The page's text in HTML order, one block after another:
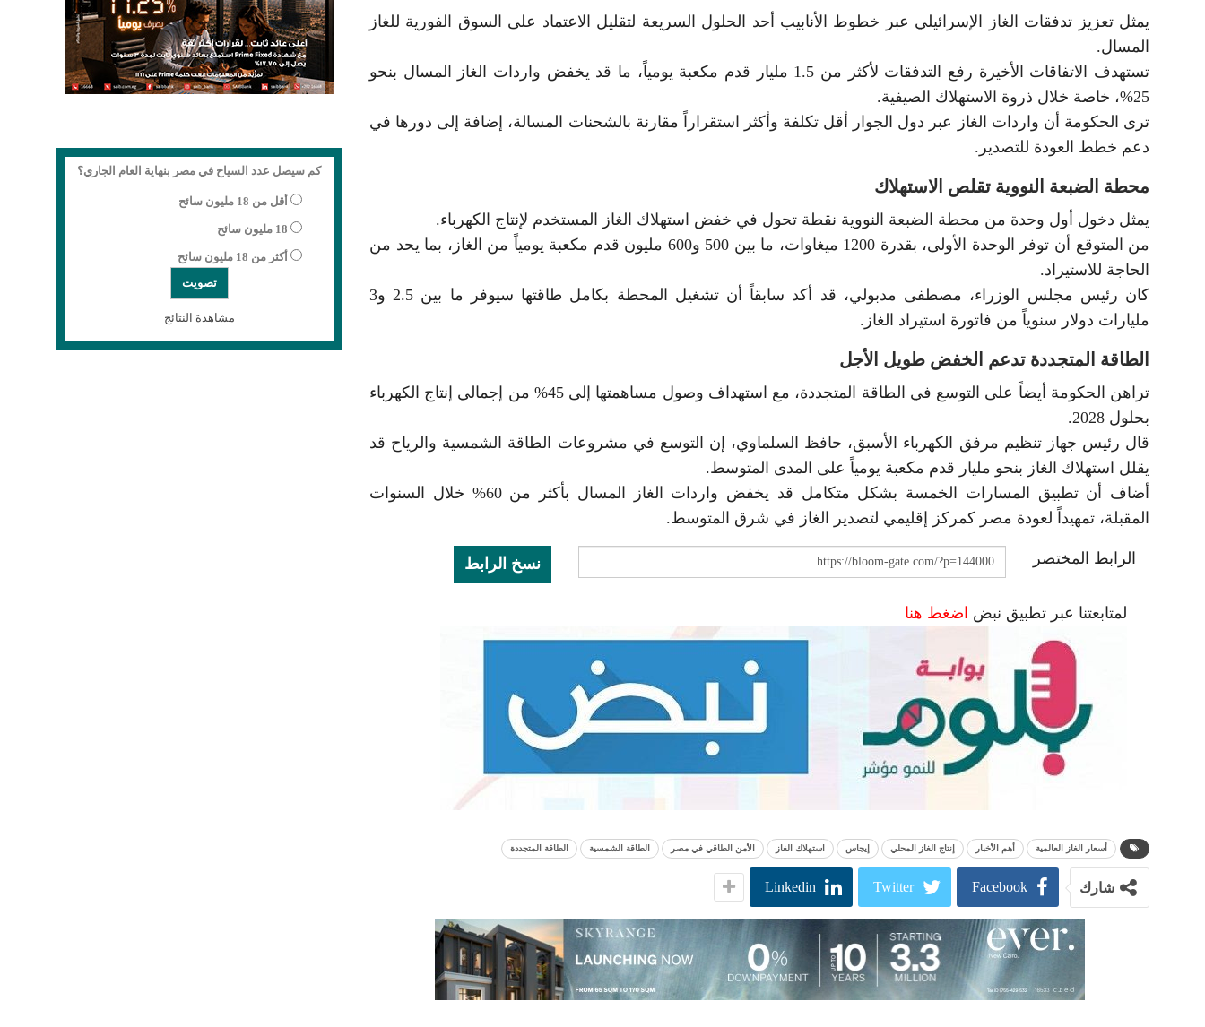
يمثل تعزيز تدفقات الغاز الإسرائيلي عبر خطوط الأنابيب أحد الحلول السريعة لتقليل الاعتماد على السوق الفورية للغاز
المسال.
تستهدف الاتفاقات الأخيرة رفع التدفقات لأكثر من 1.5 مليار قدم مكعبة يومياً، ما قد يخفض واردات الغاز المسال بنحو
25%، خاصة خلال ذروة الاستهلاك الصيفية.
ترى الحكومة أن واردات الغاز عبر دول الجوار أقل تكلفة وأكثر استقراراً مقارنة بالشحنات المسالة، إضافة إلى دورها في
دعم خطط العودة للتصدير.
محطة الضبعة النووية تقلص الاستهلاك
يمثل دخول أول وحدة من محطة الضبعة النووية نقطة تحول في خفض استهلاك الغاز المستخدم لإنتاج الكهرباء.
من المتوقع أن توفر الوحدة الأولى، بقدرة 1200 ميغاوات، ما بين 500 و600 مليون قدم مكعبة يومياً من الغاز، بما يحد من
الحاجة للاستيراد.
كان رئيس مجلس الوزراء، مصطفى مدبولي، قد أكد سابقاً أن تشغيل المحطة بكامل طاقتها سيوفر ما بين 2.5 و3
مليارات دولار سنوياً من فاتورة استيراد الغاز.
الطاقة المتجددة تدعم الخفض طويل الأجل
تراهن الحكومة أيضاً على التوسع في الطاقة المتجددة، مع استهداف وصول مساهمتها إلى 45% من إجمالي إنتاج الكهرباء
بحلول 2028.
قال رئيس جهاز تنظيم مرفق الكهرباء الأسبق، حافظ السلماوي، إن التوسع في مشروعات الطاقة الشمسية والرياح قد
يقلل استهلاك الغاز بنحو مليار قدم مكعبة يومياً على المدى المتوسط.
أضاف أن تطبيق المسارات الخمسة بشكل متكامل قد يخفض واردات الغاز المسال بأكثر من 60% خلال السنوات
المقبلة، تمهيداً لعودة مصر كمركز إقليمي لتصدير الغاز في شرق المتوسط.
الرابط المختصر نسخ الرابط
لمتابعتنا عبر تطبيق نبض اضغط هنا
أسعار الغاز العالمية أهم الأخبار إنتاج الغاز المحلي إيجاس استهلاك الغاز الأمن الطاقي في مصر الطاقة الشمسية الطاقة المتجددة
شارك Facebook
Twitter
Linkedin
كم سيصل عدد السياح في مصر بنهاية العام الجاري؟
أقل من 18 مليون سائح
18 مليون سائح
أكثر من 18 مليون سائح
مشاهدة النتائج